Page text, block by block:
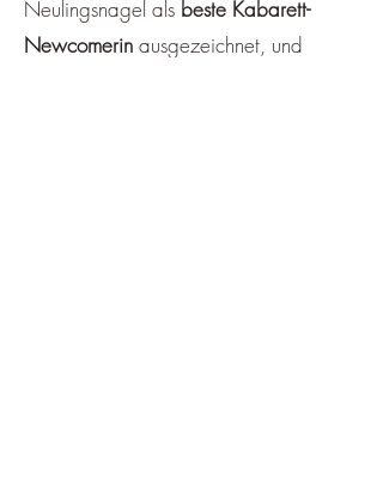
Neulingsnagel als beste Kabarett-
Newcomerin ausgezeichnet, und